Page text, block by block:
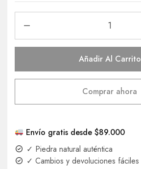
Añadir Al Carrito
Comprar ahora
Envío gratis desde $89.000
✓ Piedra natural auténtica
✓ Cambios y devoluciones fáciles